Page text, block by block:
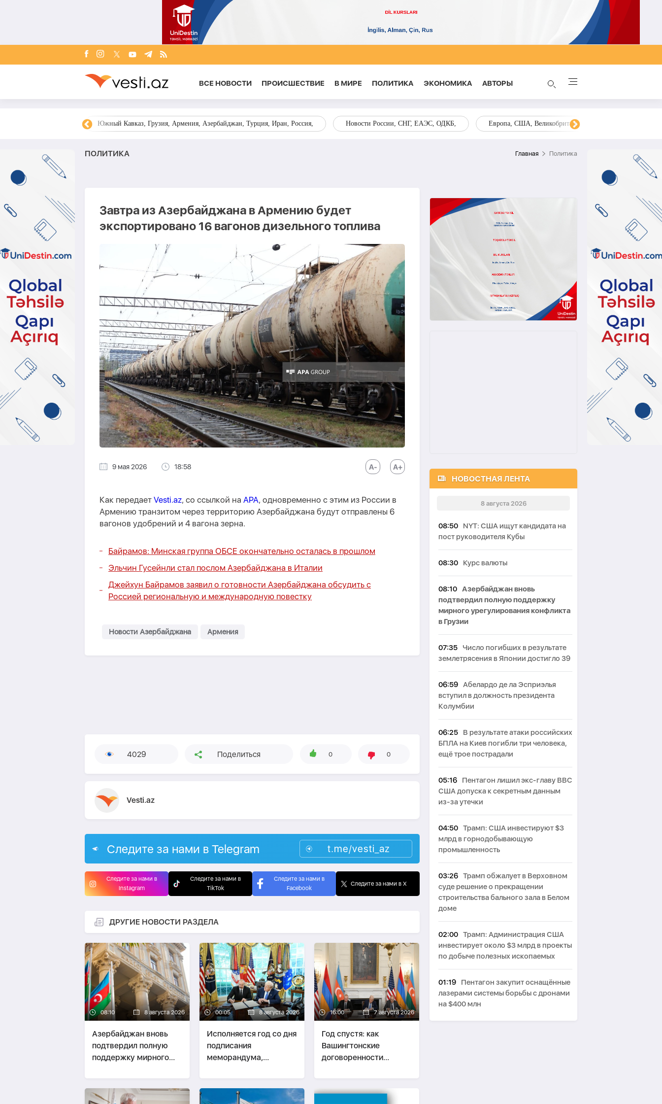
ВСЕ НОВОСТИ ПРОИСШЕСТВИЕ В МИРЕ ПОЛИТИКА ЭКОНОМИКА AВТОРЫ
Южный Кавказ, Грузия, Армения, Азербайджан, Турция, Иран, Россия, Новости России, СНГ, ЕАЭС, ОДКБ, Европа, США, Великобритания, Украина, Запад,
ПОЛИТИКА Главная Политика
Завтра из Азербайджана в Армению будет
экспортировано 16 вагонов дизельного топлива
9 мая 2026 18:58
Как передает Vesti.az, со ссылкой на APA, одновременно с этим из России в
Армению транзитом через территорию Азербайджана будут отправлены 6
вагонов удобрений и 4 вагона зерна.
Байрамов: Минская группа ОБСЕ окончательно осталась в прошлом
Эльчин Гусейнли стал послом Азербайджана в Италии
Джейхун Байрамов заявил о готовности Азербайджана обсудить с
Россией региональную и международную повестку
Новости Азербайджана Армения
4029 Поделиться 0 0
Vesti.az
Следите за нами в Telegram t.me/vesti_az
Следите за нами в
Instagram
Следите за нами в
TikTok
Следите за нами в
Facebook
Следите за нами в X
ДРУГИЕ НОВОСТИ РАЗДЕЛА
08:10 8 августа 2026
Азербайджан вновь
подтвердил полную
поддержку мирного
конфликта в Грузии
00:05 8 августа 2026
Исполняется год со дня
подписания
меморандума,
стратегического
партнерства
16:00 7 августа 2026
Год спустя: как
Вашингтонские
договоренности
повестку Южного
Кавказа -ВЗГЛЯД
НОВОСТНАЯ ЛЕНТА
8 августа 2026
08:50
NYT: США ищут кандидата на
пост руководителя Кубы
08:30 Курс валюты
08:10 Азербайджан вновь
подтвердил полную поддержку
мирного урегулирования конфликта
в Грузии
07:35
Число погибших в результате
землетрясения в Японии достигло 39
06:59 Абелардо де ла Эсприэлья
вступил в должность президента
Колумбии
06:25
В результате атаки российских
БПЛА на Киев погибли три человека,
ещё трое пострадали
05:16
Пентагон лишил экс-главу ВВС
США допуска к секретным данным
из-за утечки
04:50 Трамп: США инвестируют $3
млрд в горнодобывающую
промышленность
03:26 Трамп обжалует в Верховном
суде решение о прекращении
строительства бального зала в Белом
доме
02:00 Трамп: Администрация США
инвестирует около $3 млрд в проекты
по добыче полезных ископаемых
01:19
Пентагон закупит оснащённые
лазерами системы борьбы с дронами
на $400 млн